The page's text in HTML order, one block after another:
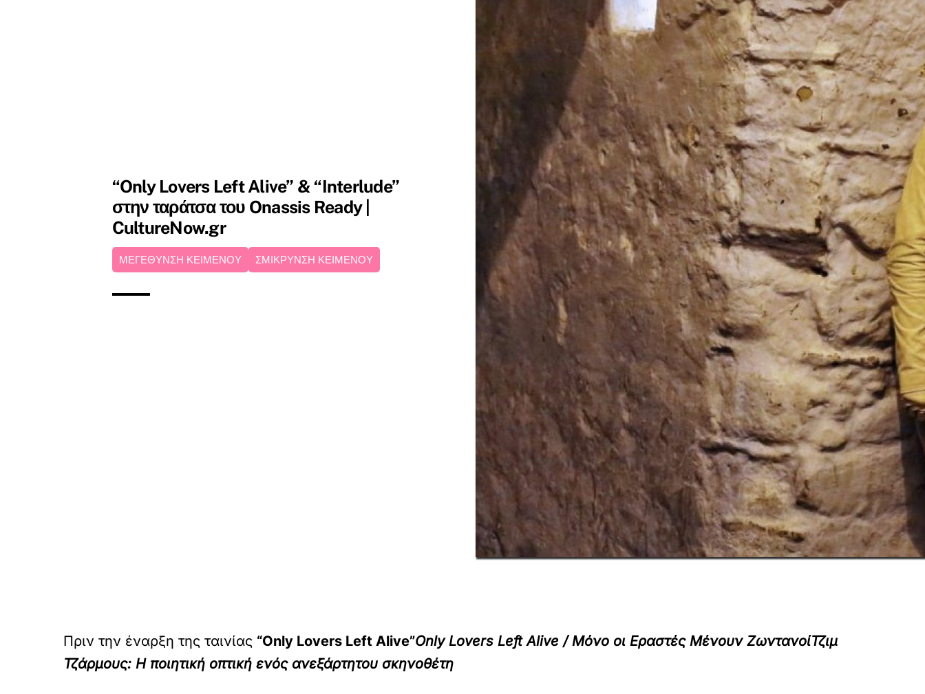
“Only Lovers Left Alive” & “Interlude”
στην ταράτσα του Onassis Ready |
CultureNow.gr
ΜΕΓΕΘΥΝΣΗ ΚΕΙΜΕΝΟΥ ΣΜΙΚΡΥΝΣΗ ΚΕΙΜΕΝΟΥ
Πριν την έναρξη της ταινίας “Only Lovers Left Alive”Only Lovers Left Alive / Μόνο οι Εραστές Μένουν ΖωντανοίΤζιμ
Τζάρμους: Η ποιητική οπτική ενός ανεξάρτητου σκηνοθέτη